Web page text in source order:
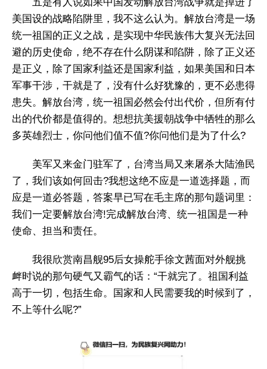
美国设的战略陷阱里，我不这么认为。解放台湾是一场
统一祖国的正义之战，是实现中华民族伟大复兴无法回
避的历史使命，绝不存在什么阴谋和陷阱，除了正义还
是正义，除了国家利益还是国家利益，如果美国和日本
军事干涉，干就是了，没有什么好犹豫的，更不必患得
患失。解放台湾，统一祖国必然会付出代价，但所有付
出的代价都是值得的。想想抗美援朝战争中牺牲的那么
多英雄烈士，你问他们值不值?你问他们是为了什么?
美军又来金门驻军了，台湾当局又来屠杀大陆渔民
了，我们该如何回击?我想这绝不应是一道选择题，而
应是一道必答题，答案早已写在毛主席的那句题词里：
我们一定要解放台湾!完成解放台湾、统一祖国是一种
使命、担当和责任。
我很欣赏南昌舰95后女操舵手徐文茜面对外舰挑
衅时说的那句硬气又霸气的话：“干就完了。祖国利益
高于一切，包括生命。国家和人民需要我的时候到了，
不上等什么呢?”